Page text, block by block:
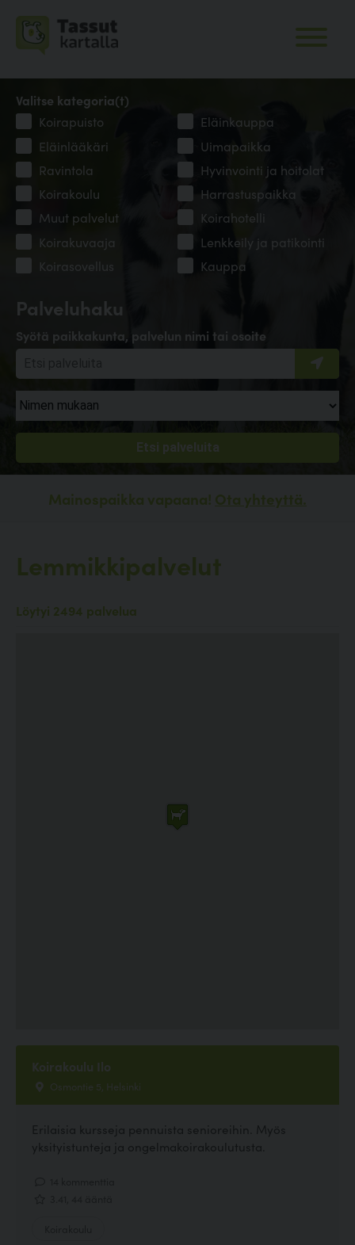
Palveluhaku
Syötä paikkakunta, palvelun nimi tai osoite
Valitse kategoria(t)
Koirapuisto
Eläinkauppa
Eläinlääkäri
Uimapaikka
Ravintola
Hyvinvointi ja hoitolat
Koirakoulu
Harrastuspaikka
Muut palvelut
Koirahotelli
Koirakuvaaja
Lenkkeily ja patikointi
Koirasovellus
Kauppa
Mainospaikka vapaana! Ota yhteyttä.
Lemmikkipalvelut
Löytyi 2494 palvelua
Koirakoulu Ilo
Osmontie 5, Helsinki
Erilaisia kursseja pennuista senioreihin. Myös
yksityistunteja ja ongelmakoirakoulutusta.